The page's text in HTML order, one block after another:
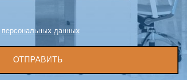
персональных данных
ОТПРАВИТЬ